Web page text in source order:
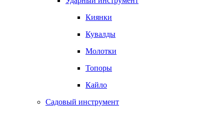
Киянки
Кувалды
Молотки
Топоры
Кайло
Садовый инструмент